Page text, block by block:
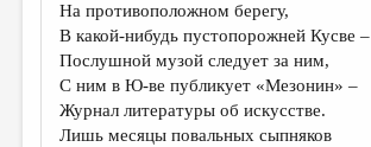
На противоположном берегу,
В какой-нибудь пустопорожней Кусве –
Послушной музой следует за ним,
С ним в Ю-ве публикует «Мезонин» –
Журнал литературы об искусстве.
Лишь месяцы повальных сыпняков